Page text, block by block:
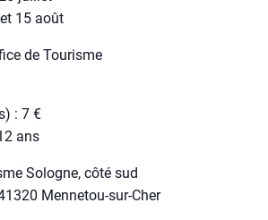
15 août
de Tourisme
: 7 €
ans
Sologne, côté sud
Mennetou-sur-Cher